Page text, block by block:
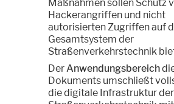
Maßnahmen sollen Schutz
Hackerangriffen und nicht
autorisierten Zugriffen auf
Gesamtsystem der
Straßenverkehrstechnik
DerAnwendungsbereich
Dokuments umschließt
die digitale Infrastruktur der